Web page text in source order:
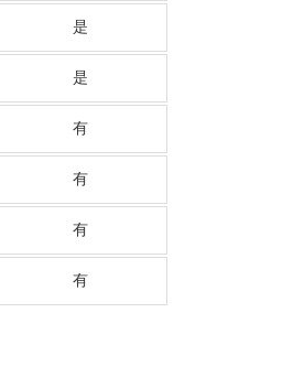
是
是
有
有
有
有